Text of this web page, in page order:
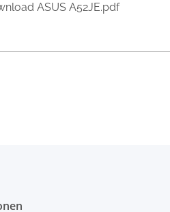
ASUS A52JE.pdf